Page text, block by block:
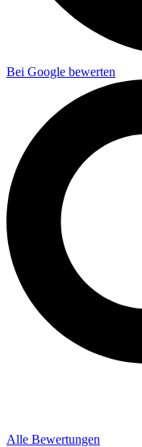
Bei Google bewerten
Alle Bewertungen